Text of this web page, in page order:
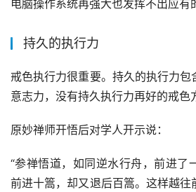
电脑操作系统再强大也发挥不出应有
持久的执行力
戒色执行力很重要。持久的执行力包
意志力，没有持久执行力再好的戒色
原妙禅师开悟后对学人开示说：
“参禅悟道，如同逆水行舟，前进了
前进十篙，却又退后百篙。这样越往